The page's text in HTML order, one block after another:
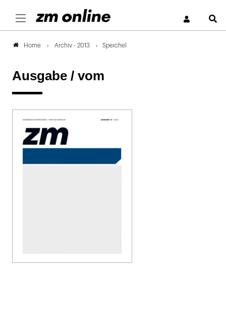
Home Archiv - 2013 Speichel
Ausgabe / vom